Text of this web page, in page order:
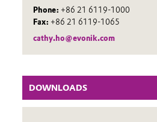
Phone: +86 21 6119-1000
Fax: +86 21 6119-1065
cathy.ho@evonik.com
DOWNLOADS